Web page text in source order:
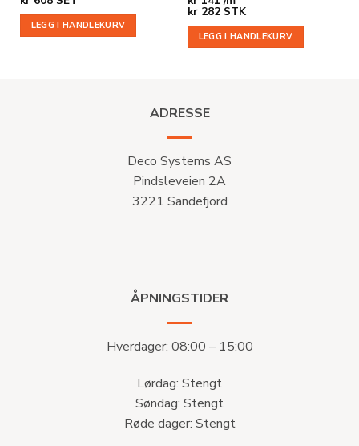
LEGG I HANDLEKURV
kr282 STK
LEGG I HANDLEKURV
ADRESSE
Deco Systems AS
Pindsleveien 2A
3221 Sandefjord
ÅPNINGSTIDER
Hverdager: 08:00 – 15:00
Lørdag: Stengt
Søndag: Stengt
Røde dager: Stengt